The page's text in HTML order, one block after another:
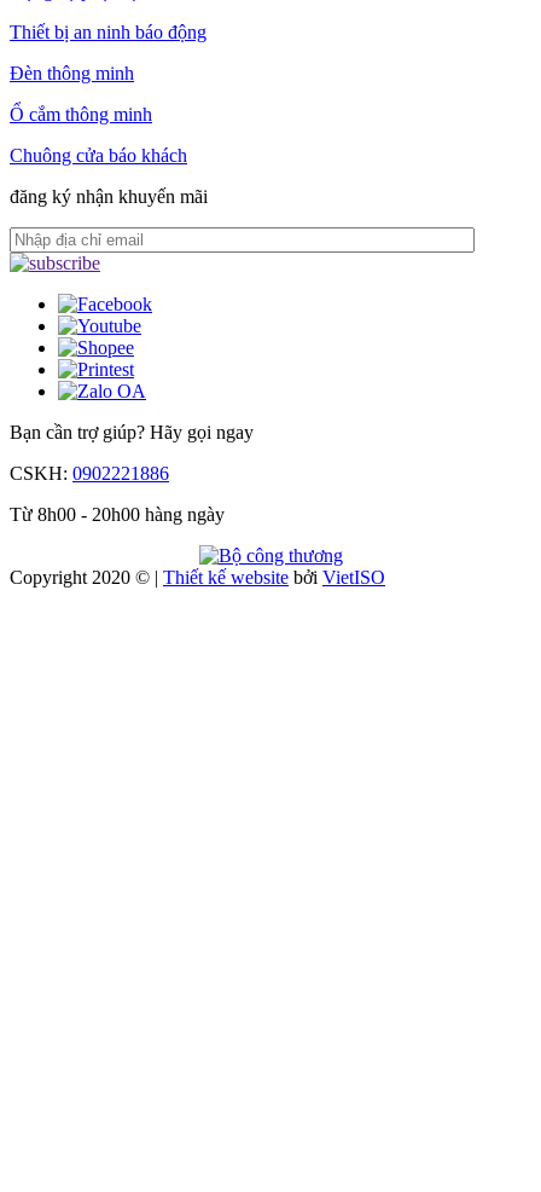
Thiết bị an ninh báo động
Đèn thông minh
Ổ cắm thông minh
Chuông cửa báo khách
đăng ký nhận khuyến mãi
Bạn cần trợ giúp? Hãy gọi ngay
CSKH: 0902221886
Từ 8h00 - 20h00 hàng ngày
Copyright 2020 © | Thiết kế website bởi VietISO